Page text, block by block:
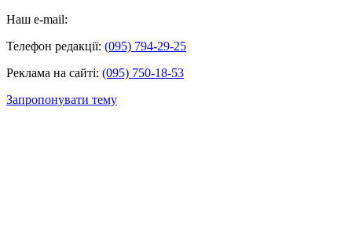
Наш e-mail:
Телефон редакції: (095) 794-29-25
Реклама на сайті: (095) 750-18-53
Запропонувати тему